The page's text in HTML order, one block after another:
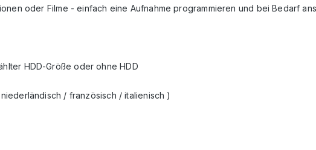
oder Filme - einfach eine Aufnahme programmieren und bei Bedarf
HDD-Größe oder ohne HDD
/ französisch / italienisch )